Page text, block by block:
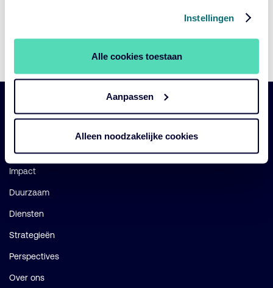
Instellingen
Alle cookies toestaan
Aanpassen
Alleen noodzakelijke cookies
een belangrijk onderdeel in de beleggingsstrategie van veel
pensioenfondsen, maar het beoordelen ervan op basis van
Belangrijke
Navigatie
Onze fondsen
Impact
Duurzaam
Diensten
Strategieën
Perspectives
Over ons